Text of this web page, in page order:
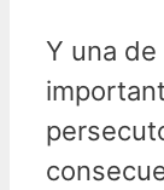
Y una